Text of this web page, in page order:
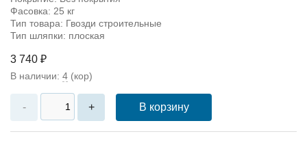
Фасовка: 25 кг
Тип товара: Гвозди строительные
Тип шляпки: плоская
3 740 ₽
В наличии: 4 (кор)
- + В корзину